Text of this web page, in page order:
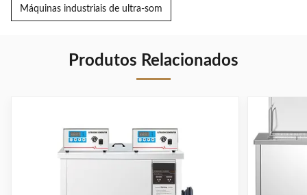
Máquinas industriais de ultra-som
Produtos Relacionados